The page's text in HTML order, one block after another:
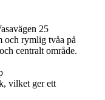
25
och rymlig tvåa på
centralt område.
vilket ger ett